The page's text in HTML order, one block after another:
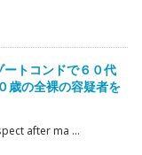
ートコンドで６０代
の全裸の容疑者を
after ma ...